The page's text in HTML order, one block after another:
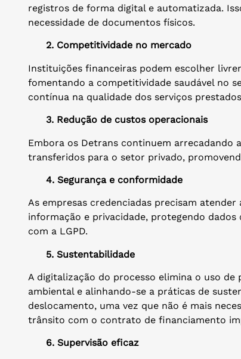
registros de forma digital e automatizada.
necessidade de documentos físicos.
2. Competitividade no mercado
Instituições financeiras podem escolher
fomentando a competitividade saudável no
contínua na qualidade dos serviços
3. Redução de custos operacionais
Embora os Detrans continuem arrecadando
transferidos para o setor privado,
4. Segurança e conformidade
As empresas credenciadas precisam
informação e privacidade, protegendo
com a LGPD.
5. Sustentabilidade
A digitalização do processo elimina o uso
ambiental e alinhando-se a práticas de
deslocamento, uma vez que não é mais
trânsito com o contrato de financiamento
6. Supervisão eficaz